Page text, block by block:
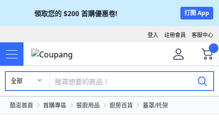
領取您的 $200 首購優惠卷! 打開 App
客服中心
註冊會員
登入
全部
酷澎首頁 首購專區 餐廚用品 廚房百貨 蓋罩/托架